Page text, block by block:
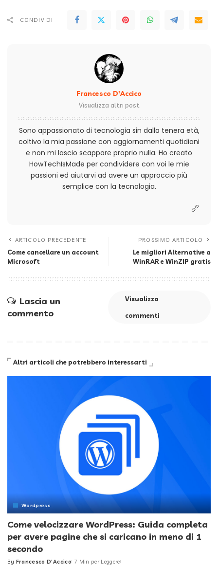
CONDIVIDI
Francesco D'Accico
Visualizza altri post
Sono appassionato di tecnologia sin dalla tenera età,
coltivo la mia passione con aggiornamenti quotidiani
e non mi lascio scappare proprio nulla. Ho creato
HowTechIsMade per condividere con voi le mie
passioni ed aiutarvi ad avere un approccio più
semplice con la tecnologia.
ARTICOLO PRECEDENTE
Come cancellare un account
Microsoft
PROSSIMO ARTICOLO
Le migliori Alternative a
WinRAR e WinZIP gratis
Lascia un
commento
Visualizza
commenti
Altri articoli che potrebbero interessarti
Wordpress
Come velocizzare WordPress: Guida completa
per avere pagine che si caricano in meno di 1
secondo
By Francesco D'Accico 7 Min per Leggere